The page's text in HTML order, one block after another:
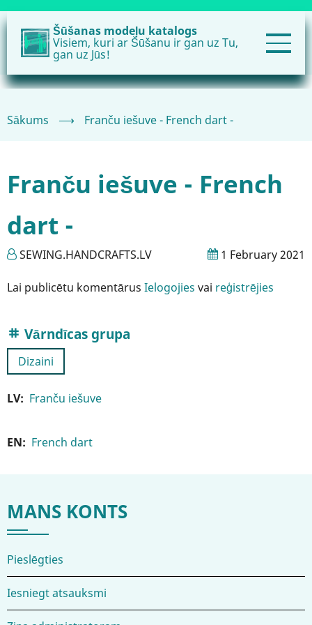
Pārlekt
uz
galveno
Šūšanas modeļu katalogs
Visiem, kuri ar Šūšanu ir gan uz Tu,
gan uz Jūs!
Sākums ⟶ Franču iešuve - French dart -
Franču iešuve - French
dart -
SEWING.HANDCRAFTS.LV 1 February 2021
Lai publicētu komentārus Ielogojies vai reģistrējies
Vārndīcas grupa
Dizaini
LV Franču iešuve
EN French dart
MANS KONTS
Pieslēgties
Iesniegt atsauksmi